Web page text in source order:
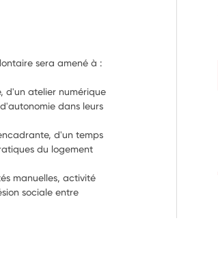
d'un atelier numérique
dans leurs
d'un temps
du logement
manuelles, activité
sociale entre
l'espace enherbé